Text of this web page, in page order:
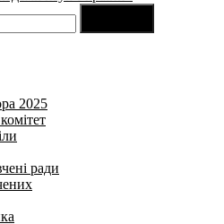
2025
ради